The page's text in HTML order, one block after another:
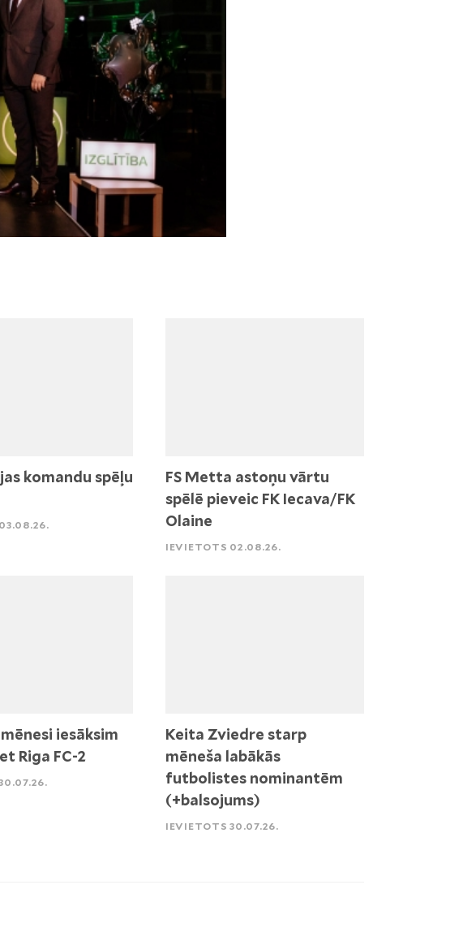
komandu spēļu
FS Metta astoņu vārtu
spēlē pieveic FK Iecava/FK
Olaine
IEVIETOTS 02.08.26.
iesāksim
Riga FC-2
Keita Zviedre starp
mēneša labākās
futbolistes nominantēm
(+balsojums)
IEVIETOTS 30.07.26.